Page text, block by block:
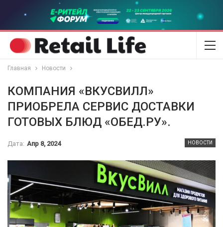
Главная Новости
КОМПАНИЯ «ВКУСВИЛЛ»
ПРИОБРЕЛА СЕРВИС ДОСТАВКИ
ГОТОВЫХ БЛЮД «ОБЕД.РУ».
НОВОСТИ
Дата: Апр 8, 2024